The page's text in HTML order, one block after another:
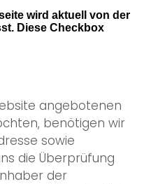
angebotenen
benötigen wir
sowie
die Überprüfung
der